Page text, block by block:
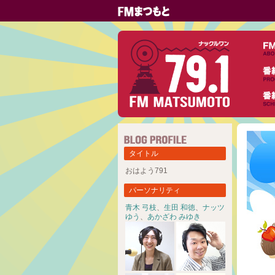
タイトル
おはよう791
パーソナリティ
青木 弓枝、 生田 和徳、 ナッツ
ゆう 、 あかざわ みゆき